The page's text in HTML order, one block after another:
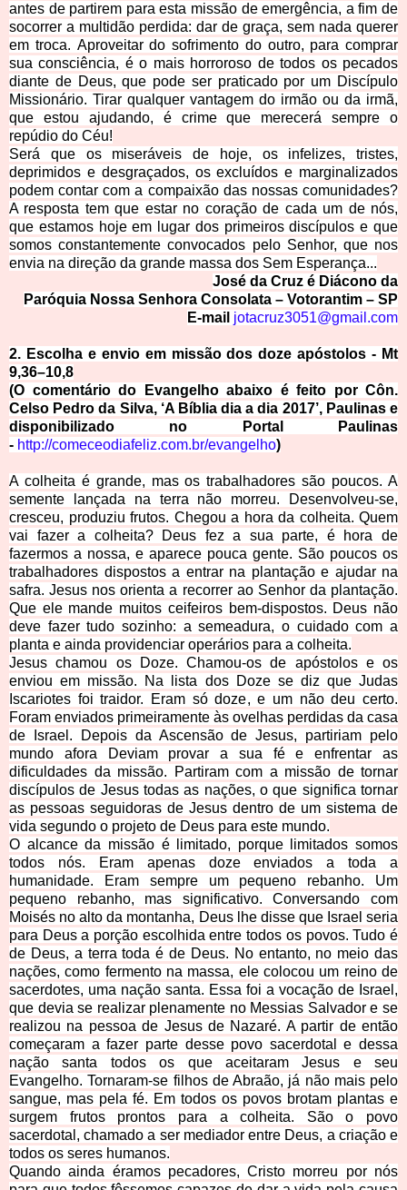
antes de partirem para esta missão de emergência, a fim de
socorrer a multidão perdida: dar de graça, sem nada querer
em troca. Aproveitar do sofrimento do outro, para comprar
sua consciência, é o mais horroroso de todos os pecados
diante de Deus, que pode ser praticado por um Discípulo
Missionário. Tirar qualquer vantagem do irmão ou da irmã,
que estou ajudando, é crime que merecerá sempre o
repúdio do Céu!
Será que os miseráveis de hoje, os infelizes, tristes,
deprimidos e desgraçados, os excluídos e marginalizados
podem contar com a compaixão das nossas comunidades?
A resposta tem que estar no coração de cada um de nós,
que estamos hoje em lugar dos primeiros discípulos e que
somos constantemente convocados pelo Senhor, que nos
envia na direção da grande massa dos Sem Esperança...
José da Cruz é Diácono da
Paróquia Nossa Senhora Consolata – Votorantim – SP
E-mail jotacruz3051@gmail.com
2. Escolha e envio em missãodos doze apóstolos - Mt
9,36–10,8
(O comentário do Evangelho abaixo é feito por Côn.
Celso Pedro da Silva, ‘A Bíblia dia a dia 2017’, Paulinas e
disponibilizado no Portal Paulinas
- http://comeceodiafeliz.com.br/evangelho)
A colheita é grande, mas os trabalhadores são poucos. A
semente lançada na terra não morreu. Desenvolveu-se,
cresceu, produziu frutos. Chegou a hora da colheita. Quem
vai fazer a colheita? Deus fez a sua parte, é hora de
fazermos a nossa, e aparece pouca gente. São poucos os
trabalhadores dispostos a entrar na plantação e ajudar na
safra. Jesus nos orienta a recorrer ao Senhor da plantação.
Que ele mande muitos ceifeiros bem-dispostos. Deus não
deve fazer tudo sozinho: a semeadura, o cuidado com a
planta e ainda providenciar operários para a colheita.
Jesus chamou os Doze. Chamou-os de apóstolos e os
enviou em missão. Na lista dos Doze se diz que Judas
Iscariotes foi traidor. Eram só doze, e um não deu certo.
Foram enviados primeiramente às ovelhas perdidas da casa
de Israel. Depois da Ascensão de Jesus, partiriam pelo
mundo afora Deviam provar a sua fé e enfrentar as
dificuldades da missão. Partiram com a missão de tornar
discípulos de Jesus todas as nações, o que significa tornar
as pessoas seguidoras de Jesus dentro de um sistema de
vida segundo o projeto de Deus para este mundo.
O alcance da missão é limitado, porque limitados somos
todos nós. Eram apenas doze enviados a toda a
humanidade. Eram sempre um pequeno rebanho. Um
pequeno rebanho, mas significativo. Conversando com
Moisés no alto da montanha, Deus lhe disse que Israel seria
para Deus a porção escolhida entre todos os povos. Tudo é
de Deus, a terra toda é de Deus. No entanto, no meio das
nações, como fermento na massa, ele colocou um reino de
sacerdotes, uma nação santa. Essa foi a vocação de Israel,
que devia se realizar plenamente no Messias Salvador e se
realizou na pessoa de Jesus de Nazaré. A partir de então
começaram a fazer parte desse povo sacerdotal e dessa
nação santa todos os que aceitaram Jesus e seu
Evangelho. Tornaram-se filhos de Abraão, já não mais pelo
sangue, mas pela fé. Em todos os povos brotam plantas e
surgem frutos prontos para a colheita. São o povo
sacerdotal, chamado a ser mediador entre Deus, a criação e
todos os seres humanos.
Quando ainda éramos pecadores, Cristo morreu por nós